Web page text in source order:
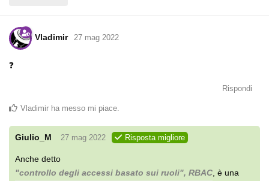
Vladimir 27 mag 2022
❓
Rispondi
Vladimir ha messo mi piace
Giulio_M 27 mag 2022 Risposta migliore
Anche detto
"controllo degli accessi basato sui ruoli", RBAC , è una